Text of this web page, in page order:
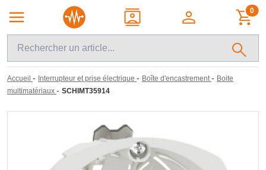
0
Accueil - Interrupteur et prise électrique - Boîte d'encastrement - Boite
multimatériaux - SCHIMT35914